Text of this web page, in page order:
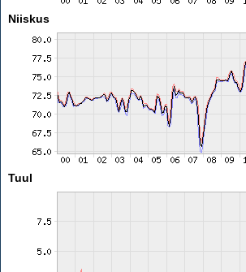
Niiskus
Tuul